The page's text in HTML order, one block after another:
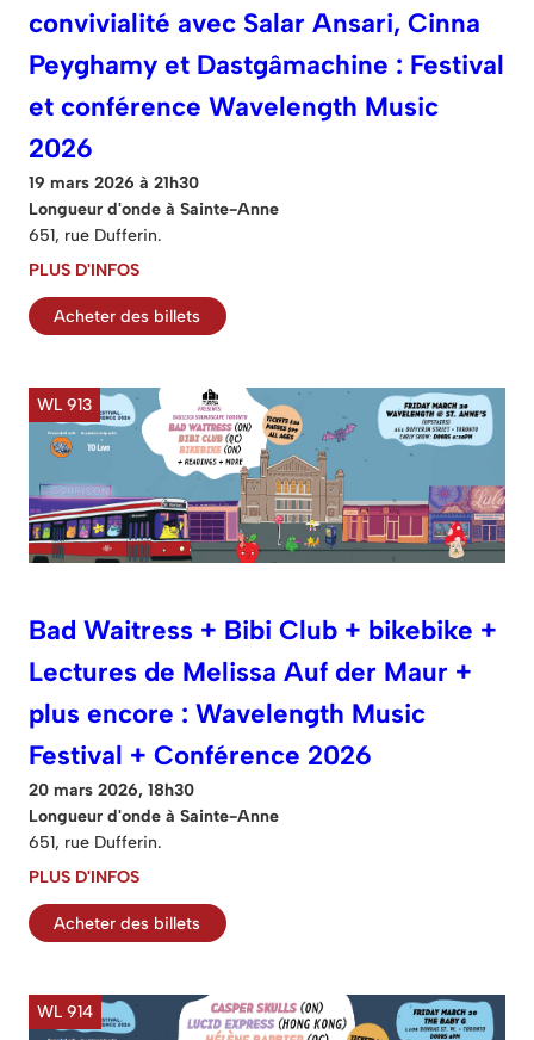
convivialité avec Salar Ansari, Cinna
Peyghamy et Dastgâmachine : Festival
et conférence Wavelength Music
2026
19 mars 2026 à 21h30
Longueur d'onde à Sainte-Anne
651, rue Dufferin.
PLUS D'INFOS
Acheter des billets
WL 913
Bad Waitress + Bibi Club + bikebike +
Lectures de Melissa Auf der Maur +
plus encore : Wavelength Music
Festival + Conférence 2026
20 mars 2026, 18h30
Longueur d'onde à Sainte-Anne
651, rue Dufferin.
PLUS D'INFOS
Acheter des billets
WL 914